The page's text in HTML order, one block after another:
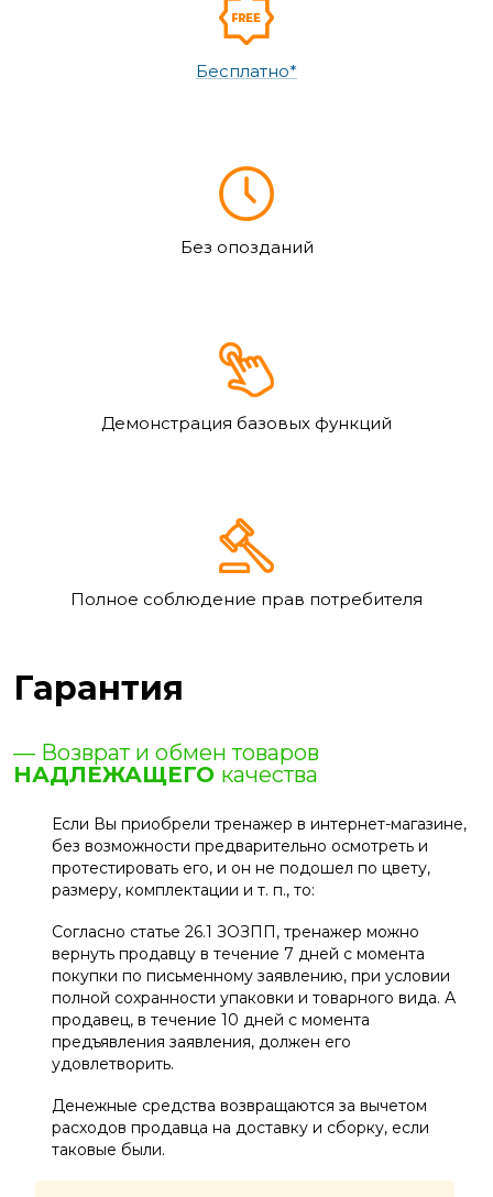
Бесплатно*
Без опозданий
Демонстрация базовых функций
Полное соблюдение прав потребителя
Гарантия
— Возврат и обмен товаров
НАДЛЕЖАЩЕГО качества
Если Вы приобрели тренажер в интернет-магазине,
без возможности предварительно осмотреть и
протестировать его, и он не подошел по цвету,
размеру, комплектации и т. п., то:
Согласно статье 26.1 ЗОЗПП, тренажер можно
вернуть продавцу в течение 7 дней с момента
покупки по письменному заявлению, при условии
полной сохранности упаковки и товарного вида. А
продавец, в течение 10 дней с момента
предъявления заявления, должен его
удовлетворить.
Денежные средства возвращаются за вычетом
расходов продавца на доставку и сборку, если
таковые были.